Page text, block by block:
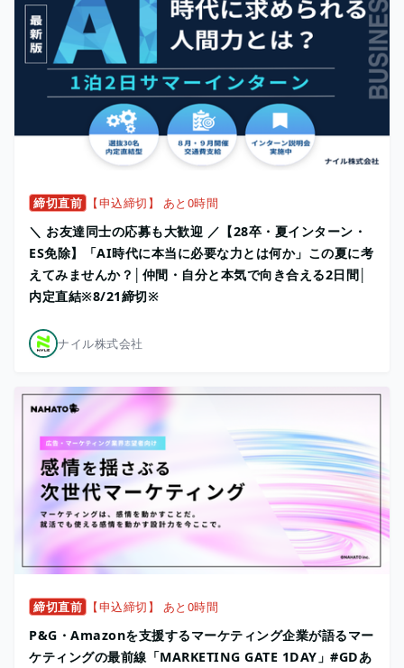
締切直前 【申込締切】 あと0時間
＼ お友達同士の応募も大歓迎 ／【28卒・夏インターン・
ES免除】「AI時代に本当に必要な力とは何か」この夏に考
えてみませんか？│仲間・自分と本気で向き合える2日間│
内定直結※8/21締切※
ナイル株式会社
締切直前 【申込締切】 あと0時間
P&G・Amazonを支援するマーケティング企業が語るマー
ケティングの最前線「MARKETING GATE 1DAY」#GDあ